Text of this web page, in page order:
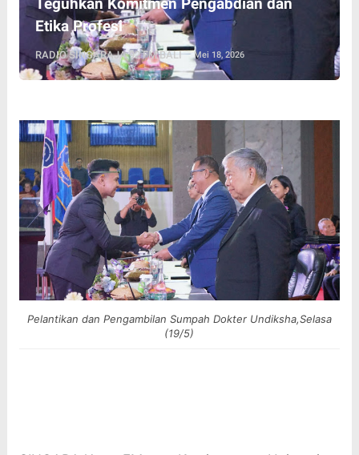
Etika Profesi
RADIO SINGARAJA 92 FM BALI Mei 18, 2026
Pelantikan dan Pengambilan Sumpah Dokter Undiksha,Selasa
(19/5)